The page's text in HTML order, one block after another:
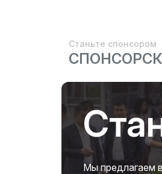
Станьте спонсором
Мы предлагаем